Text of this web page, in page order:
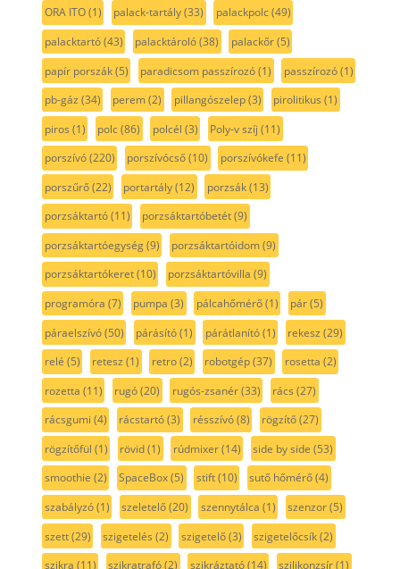
ORA ITO(1) palack-tartály(33) palackpolc(49)
palacktartó(43) palacktároló(38) palackőr(5)
papír porszák(5) paradicsom passzírozó(1) passzírozó(1)
pb-gáz (34) perem(2) pillangószelep(3) pirolitikus (1)
piros (1) polc(86) polcél (3) Poly-v szíj (11)
porszívó(220) porszívócső(10) porszívókefe (11)
porszűrő(22) portartály(12) porzsák(13)
porzsáktartó(11) porzsáktartóbetét(9)
porzsáktartóegység(9) porzsáktartóidom(9)
porzsáktartókeret(10) porzsáktartóvilla (9)
programóra (7) pumpa (3) pálcahőmérő(1) pár(5)
páraelszívó(50) párásító(1) párátlanító(1) rekesz (29)
relé (5) retesz (1) retro(2) robotgép(37) rosetta (2)
rozetta (11) rugó(20) rugós-zsanér(33) rács (27)
rácsgumi (4) rácstartó(3) résszívó(8) rögzítő(27)
rögzítőfül (1) rövid(1) rúdmixer(14) side by side (53)
smoothie (2) SpaceBox(5) stift(10) sutő hőmérő(4)
szabályzó(1) szeletelő(20) szennytálca (1) szenzor(5)
szett(29) szigetelés (2) szigetelő(3) szigetelőcsík(2)
szikra (11) szikratrafó(2) szikráztató(14) szilikonzsír(1)